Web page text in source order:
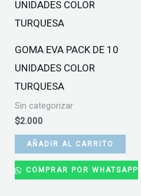
GOMA EVA PACK DE 10
UNIDADES COLOR
TURQUESA
Sin categorizar
$2.000
AÑADIR AL CARRITO
COMPRAR POR WHATSAPP